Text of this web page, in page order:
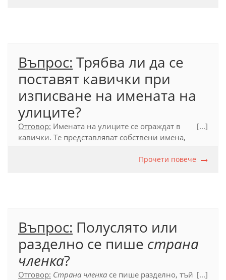
Въпрос: Трябва ли да се
поставят кавички при
изписване на имената на
улиците?
Отговор: Имената на улиците се ограждат в
кавички. Те представляват собствени имена,
словосъчетания, каквито са и църква „Свети
[...]
Прочети повече
Въпрос: Полуслято или
разделно се пише страна
членка?
Отговор: Страна членка се пише разделно, тъй [...]